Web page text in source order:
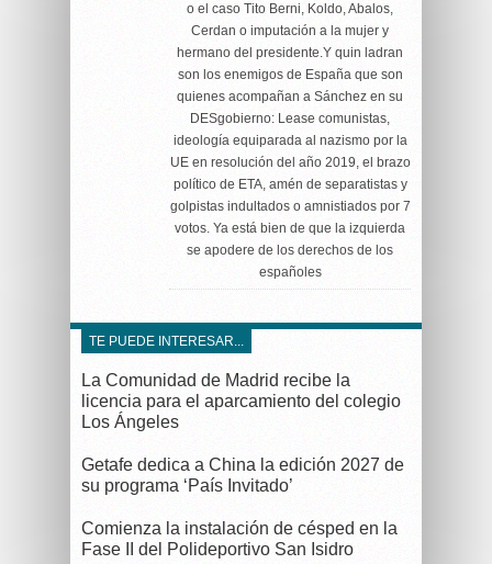
o el caso Tito Berni, Koldo, Abalos,
Cerdan o imputación a la mujer y
hermano del presidente.Y quin ladran
son los enemigos de España que son
quienes acompañan a Sánchez en su
DESgobierno: Lease comunistas,
ideología equiparada al nazismo por la
UE en resolución del año 2019, el brazo
político de ETA, amén de separatistas y
golpistas indultados o amnistiados por 7
votos. Ya está bien de que la izquierda
se apodere de los derechos de los
españoles
TE PUEDE INTERESAR...
La Comunidad de Madrid recibe la
licencia para el aparcamiento del colegio
Los Ángeles
Getafe dedica a China la edición 2027 de
su programa ‘País Invitado’
Comienza la instalación de césped en la
Fase II del Polideportivo San Isidro